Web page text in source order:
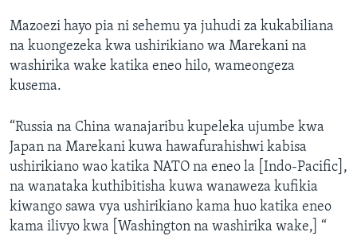
Mazoezi hayo pia ni sehemu ya juhudi za kukabiliana
na kuongezeka kwa ushirikiano wa Marekani na
washirika wake katika eneo hilo, wameongeza
kusema.
“Russia na China wanajaribu kupeleka ujumbe kwa
Japan na Marekani kuwa hawafurahishwi kabisa
ushirikiano wao katika NATO na eneo la [Indo-Pacific],
na wanataka kuthibitisha kuwa wanaweza kufikia
kiwango sawa vya ushirikiano kama huo katika eneo
kama ilivyo kwa [Washington na washirika wake,] “